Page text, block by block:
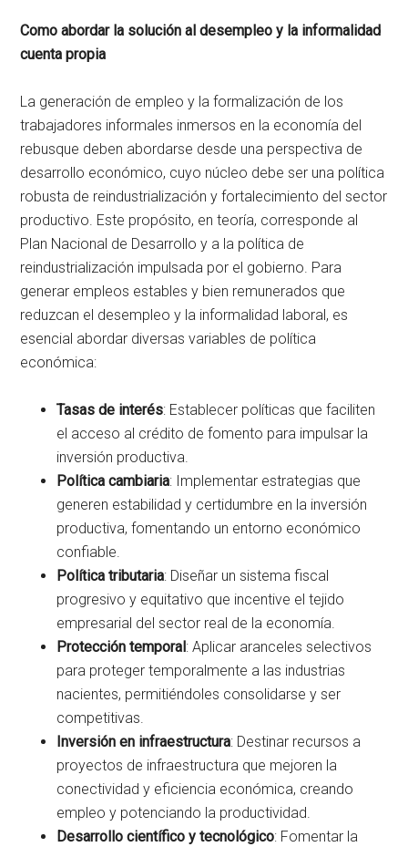
Como abordar la solución al desempleo y la informalidad
cuenta propia
La generación de empleo y la formalización de los
trabajadores informales inmersos en la economía del
rebusque deben abordarse desde una perspectiva de
desarrollo económico, cuyo núcleo debe ser una política
robusta de reindustrialización y fortalecimiento del sector
productivo. Este propósito, en teoría, corresponde al
Plan Nacional de Desarrollo y a la política de
reindustrialización impulsada por el gobierno. Para
generar empleos estables y bien remunerados que
reduzcan el desempleo y la informalidad laboral, es
esencial abordar diversas variables de política
económica:
Tasas de interés: Establecer políticas que faciliten
el acceso al crédito de fomento para impulsar la
inversión productiva.
Política cambiaria: Implementar estrategias que
generen estabilidad y certidumbre en la inversión
productiva, fomentando un entorno económico
confiable.
Política tributaria: Diseñar un sistema fiscal
progresivo y equitativo que incentive el tejido
empresarial del sector real de la economía.
Protección temporal: Aplicar aranceles selectivos
para proteger temporalmente a las industrias
nacientes, permitiéndoles consolidarse y ser
competitivas.
Inversión en infraestructura: Destinar recursos a
proyectos de infraestructura que mejoren la
conectividad y eficiencia económica, creando
empleo y potenciando la productividad.
Desarrollo científico y tecnológico: Fomentar la